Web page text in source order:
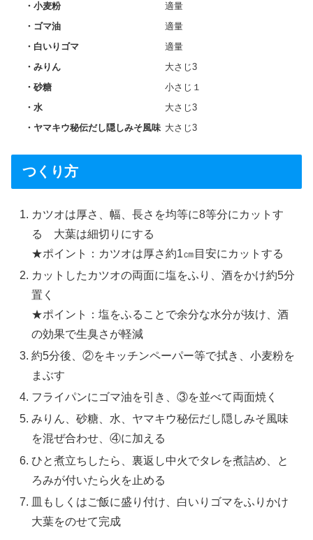
小麦粉
適量
ゴマ油
適量
白いりゴマ
適量
みりん
大さじ3
砂糖
小さじ１
水
大さじ3
ヤマキウ秘伝だし隠しみそ風味 大さじ3
つくり方
カツオは厚さ、幅、長さを均等に8等分にカットす
る 大葉は細切りにする
★ポイント：カツオは厚さ約1㎝目安にカットする
カットしたカツオの両面に塩をふり、酒をかけ約5分
置く
★ポイント：塩をふることで余分な水分が抜け、酒
の効果で生臭さが軽減
約5分後、②をキッチンペーパー等で拭き、小麦粉を
まぶす
フライパンにゴマ油を引き、③を並べて両面焼く
みりん、砂糖、水、ヤマキウ秘伝だし隠しみそ風味
を混ぜ合わせ、④に加える
ひと煮立ちしたら、裏返し中火でタレを煮詰め、と
ろみが付いたら火を止める
皿もしくはご飯に盛り付け、白いりゴマをふりかけ
大葉をのせて完成